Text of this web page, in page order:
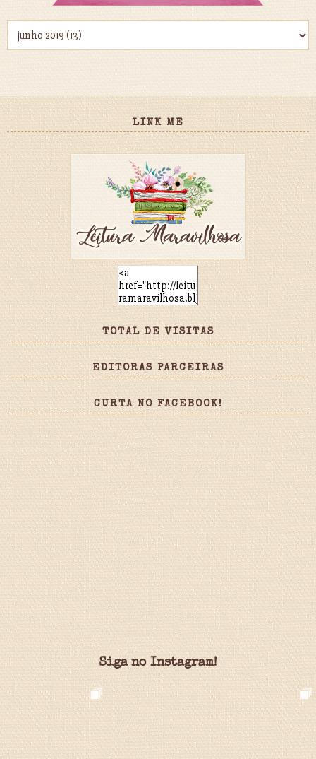
LINK ME
TOTAL DE VISITAS
EDITORAS PARCEIRAS
CURTA NO FACEBOOK!
Siga no Instagram!